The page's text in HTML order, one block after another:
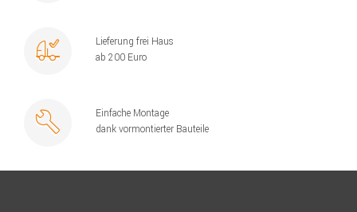
Lieferung frei Haus
ab 200 Euro
Einfache Montage
dank vormontierter Bauteile